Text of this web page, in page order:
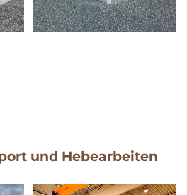
und Hebearbeiten